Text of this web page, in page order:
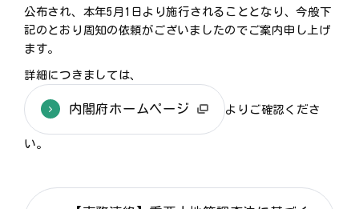
公布され、本年5月1日より施行されることとなり、今般下
記のとおり周知の依頼がございましたのでご案内申し上げ
ます。
詳細につきましては、
内閣府ホームページ よりご確認くださ
い。